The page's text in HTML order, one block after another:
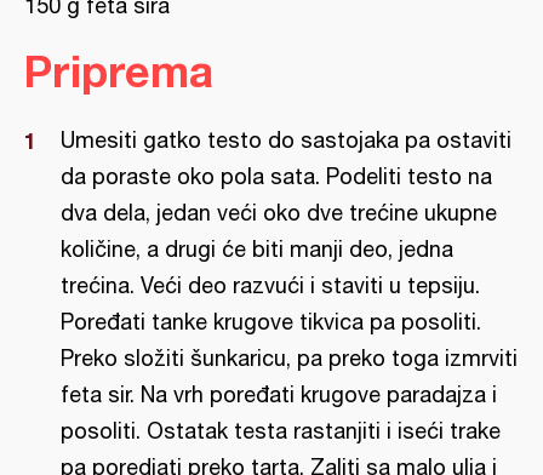
150 g feta sira
Priprema
Umesiti gatko testo do sastojaka pa ostaviti
da poraste oko pola sata. Podeliti testo na
dva dela, jedan veći oko dve trećine ukupne
količine, a drugi će biti manji deo, jedna
trećina. Veći deo razvući i staviti u tepsiju.
Poređati tanke krugove tikvica pa posoliti.
Preko složiti šunkaricu, pa preko toga izmrviti
feta sir. Na vrh poređati krugove paradajza i
posoliti. Ostatak testa rastanjiti i iseći trake
pa poredjati preko tarta. Zaliti sa malo ulja i